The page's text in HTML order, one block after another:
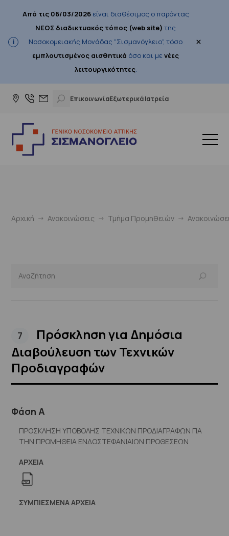
Από τις 06/03/2026είναι διαθέσιμος ο παρόντας
ΝΕΟΣ διαδικτυακός τόπος (web site) της
Νοσοκομειακής Μονάδας "Σισμανόγλειο", τόσο
εμπλουτισμένος αισθητικά όσο και μενέες
λειτουργικότητες.
×
ΕπικοινωνίαΕξωτερικά Ιατρεία
Αρχική Ανακοινώσεις Τμήμα Προμηθειών
7
Πρόσκληση για Δημόσια
Διαβούλευση των Τεχνικών
Προδιαγραφών
Φάση Α
ΠΡΟΣΚΛΗΣΗ ΥΠΟΒΟΛΗΣ ΤΕΧΝΙΚΩΝ ΠΡΟΔΙΑΓΡΑΦΩΝ ΓΙΑ
ΤΗΝ ΠΡΟΜΗΘΕΙΑ ΕΝΔΟΣΤΕΦΑΝΙΑΙΩΝ ΠΡΟΘΕΣΕΩΝ
ΑΡΧΕΊΑ
ΣΥΜΠΙΕΣΜΈΝΑ ΑΡΧΕΊΑ